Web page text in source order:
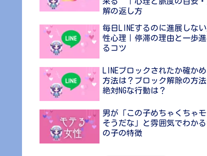
解の返し方
毎日LINEするのに進展しな
性心理｜停滞の理由と一歩
るコツ
LINEブロックされたか確か
方法は？ブロック解除の方
絶対NGな行動は？
男が「この子めちゃくちゃ
そうだな」と雰囲気でわか
の子の特徴